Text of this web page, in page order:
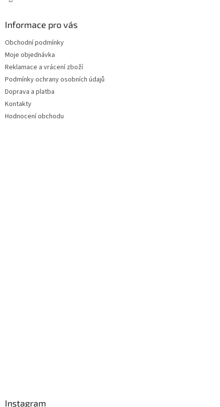
Informace pro vás
Obchodní podmínky
Moje objednávka
Reklamace a vrácení zboží
Podmínky ochrany osobních údajů
Doprava a platba
Kontakty
Hodnocení obchodu
Instagram